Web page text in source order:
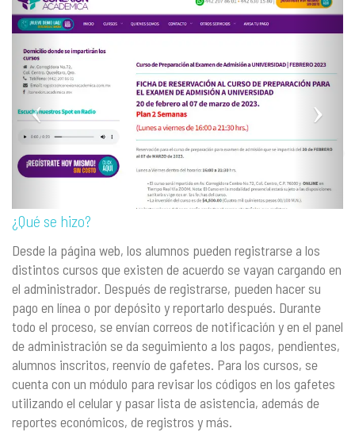
¿Qué se hizo?
Desde la página web, los alumnos pueden registrarse a los
distintos cursos que existen de acuerdo se vayan cargando en
el administrador. Después de registrarse, pueden hacer su
pago en línea o por depósito y reportarlo después. Durante
todo el proceso, se envían correos de notificación y en el panel
de administración se da seguimiento a los pagos, pendientes,
alumnos inscritos, reenvío de gafetes. Para los cursos, se
cuenta con un módulo para revisar los códigos en los gafetes
utilizando el celular y pasar lista de asistencia, además de
reportes económicos, de registros y más.